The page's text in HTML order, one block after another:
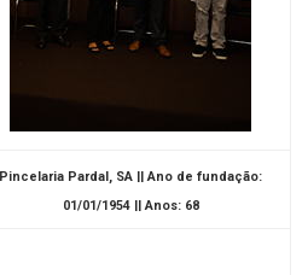
Pincelaria Pardal, SA || Ano de fundação:
01/01/1954 || Anos: 68